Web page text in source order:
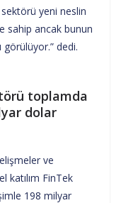
yeni neslin
sahip ancak bunun
görülüyor.” dedi.
toplamda
dolar
ve
katılım FinTek
198 milyar